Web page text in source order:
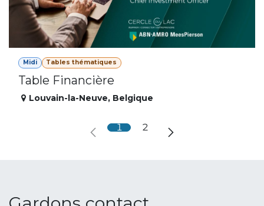
Midi Tables thématiques
Table Financière
Louvain-la-Neuve, Belgique
1 2